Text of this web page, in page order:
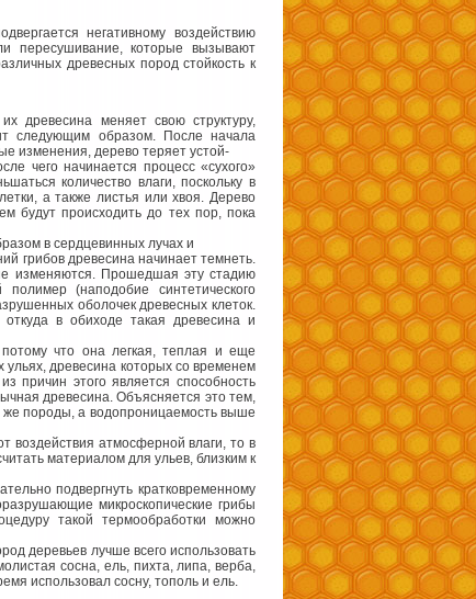
негативному воздействию
пересушивание, которые вызывают
древесных пород стойкость к
древесина меняет свою структуру,
следующим образом. После начала
изменения, дерево теряет устой-
чего начинается процесс «сухого»
количество влаги, поскольку в
а также листья или хвоя. Дерево
будут происходить до тех пор, пока
в сердцевинных лучах и
грибов древесина начинает темнеть.
изменяются. Прошедшая эту стадию
(наподобие синтетического
оболочек древесных клеток.
в обиходе такая древесина и
что она легкая, теплая и еще
ульях, древесина которых со временем
причин этого является способность
древесина. Объясняется это тем,
породы, а водопроницаемость выше
воздействия атмосферной влаги, то в
материалом для ульев, близким к
подвергнуть кратковременному
микроскопические грибы
такой термообработки можно
деревьев лучше всего использовать
сосна, ель, пихта, липа, верба,
использовал сосну, тополь и ель.